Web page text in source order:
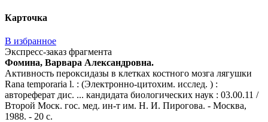
Карточка
В избранное
Экспресс-заказ фрагмента
Фомина, Варвара Александровна.
Активность пероксидазы в клетках костного мозга лягушки
Rana temporaria l. : (Электронно-цитохим. исслед. ) :
автореферат дис. ... кандидата биологических наук : 03.00.11 /
Второй Моск. гос. мед. ин-т им. Н. И. Пирогова. - Москва,
1988. - 20 с.